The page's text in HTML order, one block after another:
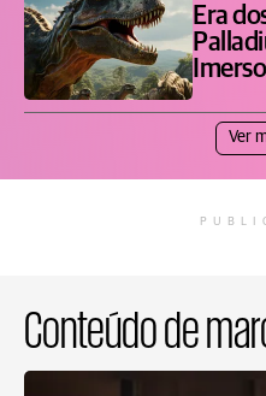
Era
Ver
Conteúdo de